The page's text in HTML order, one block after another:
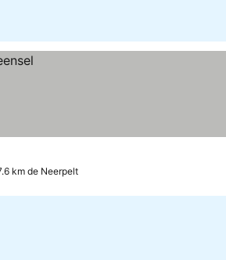
km de Neerpelt